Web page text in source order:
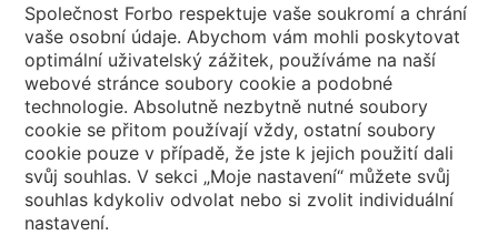
Společnost Forbo respektuje vaše soukromí a chrání
vaše osobní údaje. Abychom vám mohli poskytovat
optimální uživatelský zážitek, používáme na naší
webové stránce soubory cookie a podobné
technologie. Absolutně nezbytně nutné soubory
cookie se přitom používají vždy, ostatní soubory
cookie pouze v případě, že jste k jejich použití dali
svůj souhlas. V sekci „Moje nastavení“ můžete svůj
souhlas kdykoliv odvolat nebo si zvolit individuální
nastavení.